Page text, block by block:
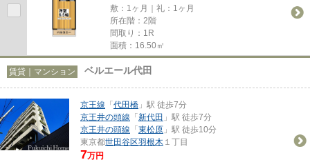
敷：1ヶ月｜礼：1ヶ月
所在階：2階
間取り：1R
面積：16.50㎡
賃貸｜マンション ベルエール代田
京王線 「代田橋 」駅 徒歩7分
京王井の頭線 「新代田 」駅 徒歩7分
京王井の頭線 「東松原 」駅 徒歩10分
東京都世田谷区羽根木 １丁目
7万円